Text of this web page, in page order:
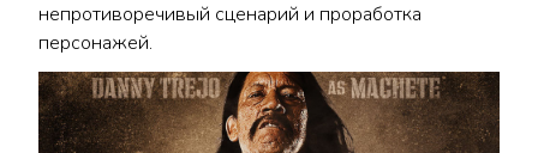
непротиворечивый сценарий и проработка
персонажей.